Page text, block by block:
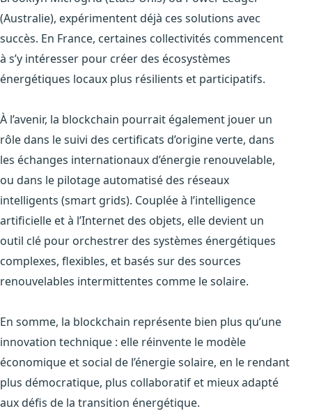
(Australie), expérimentent déjà ces solutions avec
succès. En France, certaines collectivités commencent
à s’y intéresser pour créer des écosystèmes
énergétiques locaux plus résilients et participatifs.
À l’avenir, la blockchain pourrait également jouer un
rôle dans le suivi des certificats d’origine verte, dans
les échanges internationaux d’énergie renouvelable,
ou dans le pilotage automatisé des réseaux
intelligents (smart grids). Couplée à l’intelligence
artificielle et à l’Internet des objets, elle devient un
outil clé pour orchestrer des systèmes énergétiques
complexes, flexibles, et basés sur des sources
renouvelables intermittentes comme le solaire.
En somme, la blockchain représente bien plus qu’une
innovation technique : elle réinvente le modèle
économique et social de l’énergie solaire, en le rendant
plus démocratique, plus collaboratif et mieux adapté
aux défis de la transition énergétique.